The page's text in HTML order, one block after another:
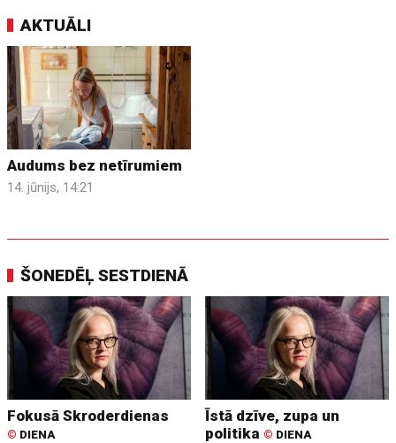
AKTUĀLI
Audums bez netīrumiem
14. jūnijs, 14:21
ŠONEDĒĻ SESTDIENĀ
Fokusā Skroderdienas
© DIENA
Īstā dzīve, zupa un
politika © DIENA